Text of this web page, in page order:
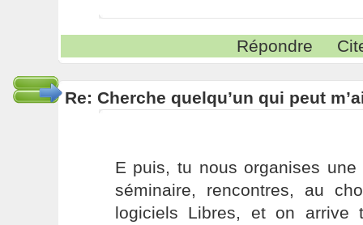
Répondre
Re: Cherche quelqu’un qui peut
E puis, tu nous organises une
séminaire, rencontres, au
logiciels Libres, et on arrive